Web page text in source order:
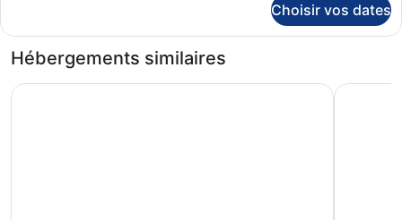
le
de
Chambre
Choisir vos dates
Hébergements similaires
Hotel Riu Gran Canaria - All Inclusive Hotel Riu